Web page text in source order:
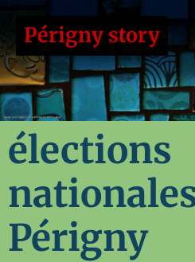
Périgny story
élections
Périgny